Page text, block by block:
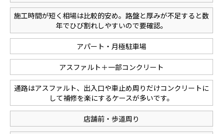
施工時間が短く相場は比較的安め。路盤と厚みが不足すると数
年でひび割れしやすいので要確認。
アパート・月極駐車場
アスファルト＋一部コンクリート
通路はアスファルト、出入口や車止め周りだけコンクリートに
して補修を楽にするケースが多いです。
店舗前・歩道周り